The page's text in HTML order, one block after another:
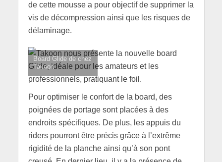
de cette mousse a pour objectif de supprimer la
vis de décompression ainsi que les risques de
délaminage.
Board Glide de chez
Takoon
Pour optimiser le confort de la board, des
poignées de portage sont placées à des
endroits spécifiques. De plus, les appuis du
riders pourront être précis grâce à l’extrême
rigidité de la planche ainsi qu’à son pont